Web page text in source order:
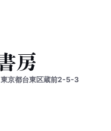
東京都台東区蔵前2-5-3